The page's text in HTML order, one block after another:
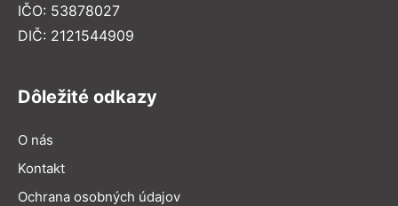
IČO: 53878027
DIČ: 2121544909
Dôležité odkazy
O nás
Kontakt
Ochrana osobných údajov